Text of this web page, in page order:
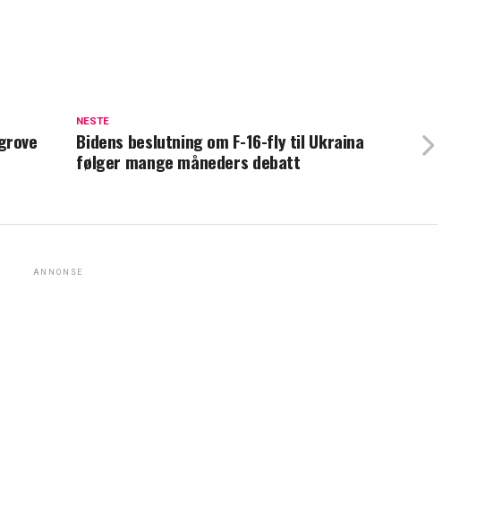
NESTE
Bidens beslutning om F-16-fly til Ukraina
følger mange måneders debatt
ANNONSE